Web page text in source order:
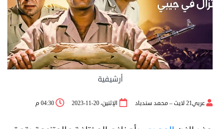
أرشيفية
عربي21 لايت – محمد سندباد الإثنين، 20-11-2023 04:30 م